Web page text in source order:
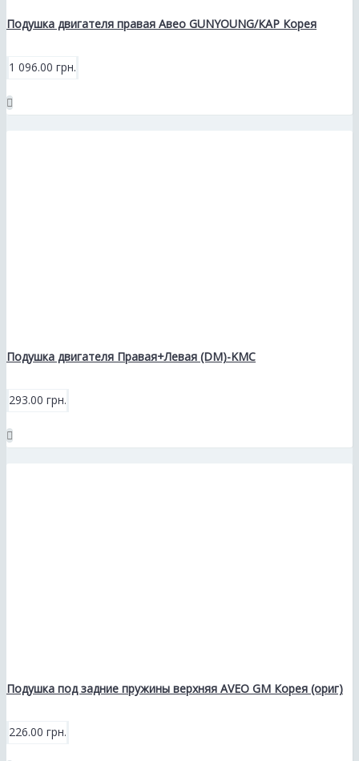
Подушка двигателя правая Авео GUNYOUNG/КАР Корея
1 096.00 грн.
Подушка двигателя Правая+Левая (DM)-KMC
293.00 грн.
Подушка под задние пружины верхняя AVEO GM Корея (ориг)
226.00 грн.